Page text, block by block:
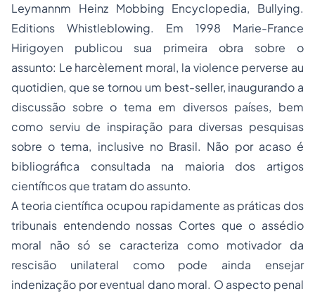
Leymannm Heinz Mobbing Encyclopedia, Bullying.
Editions Whistleblowing. Em 1998 Marie-France
Hirigoyen publicou sua primeira obra sobre o
assunto: Le harcèlement moral, la violence perverse au
quotidien, que se tornou um best-seller, inaugurando a
discussão sobre o tema em diversos países, bem
como serviu de inspiração para diversas pesquisas
sobre o tema, inclusive no Brasil. Não por acaso é
bibliográfica consultada na maioria dos artigos
científicos que tratam do assunto.
A teoria científica ocupou rapidamente as práticas dos
tribunais entendendo nossas Cortes que o assédio
moral não só se caracteriza como motivador da
rescisão unilateral como pode ainda ensejar
indenização por eventual dano moral. O aspecto penal